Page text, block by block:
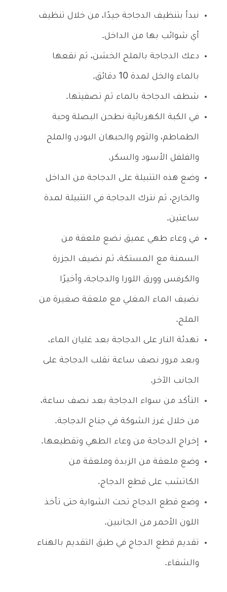
نبدأ بتنظيف الدجاجة جيدًا، من خلال تنظيف
أي شوائب بها من الداخل.
دعك الدجاجة بالملح الخشن، ثم نقعها
بالماء والخل لمدة 10 دقائق.
شطف الدجاجة بالماء ثم تصفيتها.
في الكبة الكهربائية نطحن البصلة وحبة
الطماطم، والثوم والحبهان البودر، والملح
والفلفل الأسود والسكر.
وضع هذه التتبيلة على الدجاجة من الداخل
والخارج، ثم نترك الدجاجة في التتبيلة لمدة
ساعتين.
في وعاء طهي عميق نضع ملعقة من
السمنة مع المستكة، ثم نضيف الجزرة
والكرفس وورق اللورا والدجاجة، وأخيرًا
نضيف الماء المغلي مع ملعقة صغيرة من
الملح.
تهدئة النار على الدجاجة بعد غليان الماء،
وبعد مرور نصف ساعة نقلب الدجاجة على
الجانب الآخر.
التأكد من سواء الدجاجة بعد نصف ساعة،
من خلال غرز الشوكة في جناح الدجاجة.
إخراج الدجاجة من وعاء الطهي وتقطيعها.
وضع ملعقة من الزبدة وملعقة من
الكاتشب على قطع الدجاج.
وضع قطع الدجاج تحت الشواية حتى تأخذ
اللون الأحمر من الجانبين.
تقديم قطع الدجاج في طبق التقديم بالهناء
والشفاء.